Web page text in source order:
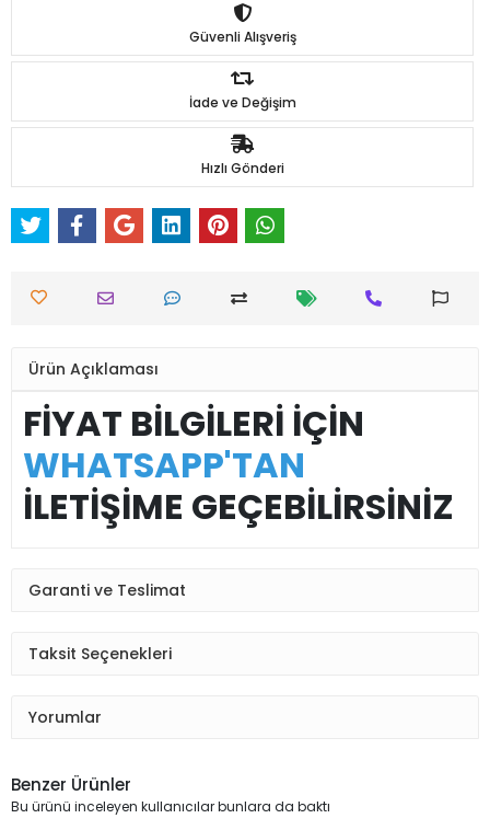
Güvenli Alışveriş
İade ve Değişim
Hızlı Gönderi
Ürün Açıklaması
FİYAT BİLGİLERİ İÇİN
WHATSAPP'TAN
İLETİŞİME GEÇEBİLİRSİNİZ
Garanti ve Teslimat
Taksit Seçenekleri
Yorumlar
Benzer Ürünler
Bu ürünü inceleyen kullanıcılar bunlara da baktı